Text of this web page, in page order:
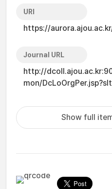
URI
https://
Journal URL
http://
mon/
Show full